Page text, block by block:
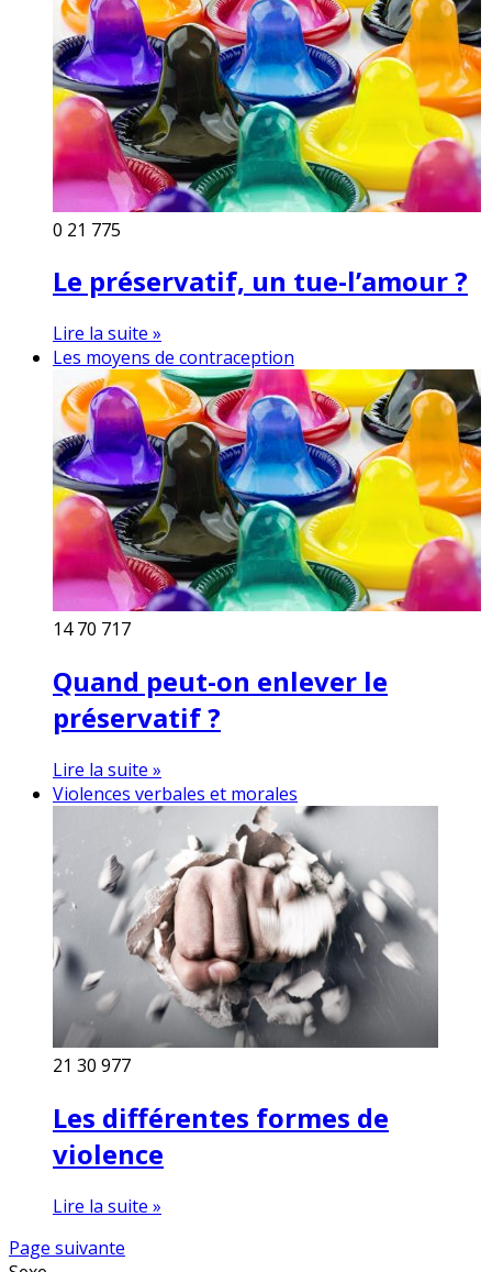
0 21 775
Le préservatif, un tue-l’amour ?
Lire la suite »
Les moyens de contraception
1470 717
Quand peut-on enlever le
préservatif ?
Lire la suite »
Violences verbales et morales
21 30 977
Les différentes formes de
violence
Lire la suite »
Page suivante